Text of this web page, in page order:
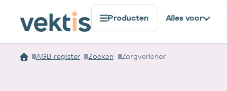
Producten Alles voor
AGB-register Zoeken Zorgverlener